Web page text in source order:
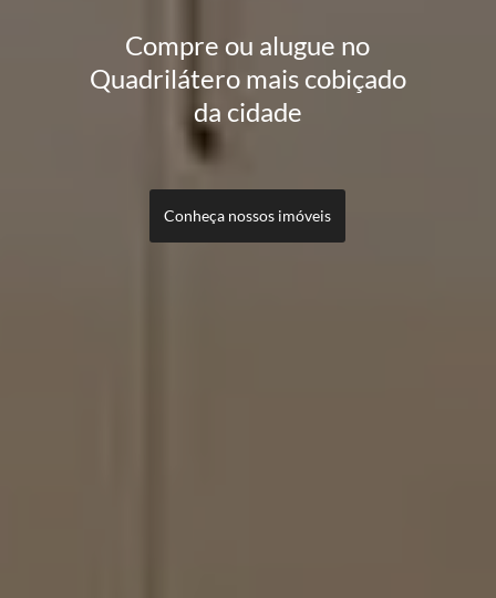
Compre ou alugue no
Quadrilátero mais cobiçado
da cidade
Conheça nossos imóveis